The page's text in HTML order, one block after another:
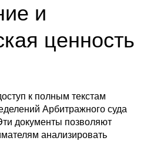
и
ценность
к полным текстам
Арбитражного суда
документы позволяют
анализировать